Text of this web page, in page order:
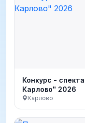
Конкурс -
Карлово" 2026
Карлово